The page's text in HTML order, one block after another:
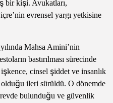
bir kişi. Avukatları,
evrensel yargı yetkisine
Mahsa Amini’nin
bastırılması sürecinde
cinsel şiddet ve insanlık
ileri sürüldü. O dönemde
bulunduğu ve güvenlik